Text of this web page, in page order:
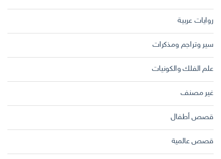
روايات عربية
سير وتراجم ومذكرات
علم الفلك والكونيات
غير مصنف
قصص أطفال
قصص عالمية